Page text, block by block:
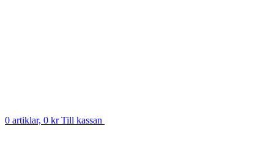
0 artiklar, 0 krTill kassan